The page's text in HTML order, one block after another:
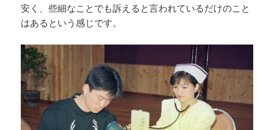
安く、些細なことでも訴えると言われているだけのこと
はあるという感じです。